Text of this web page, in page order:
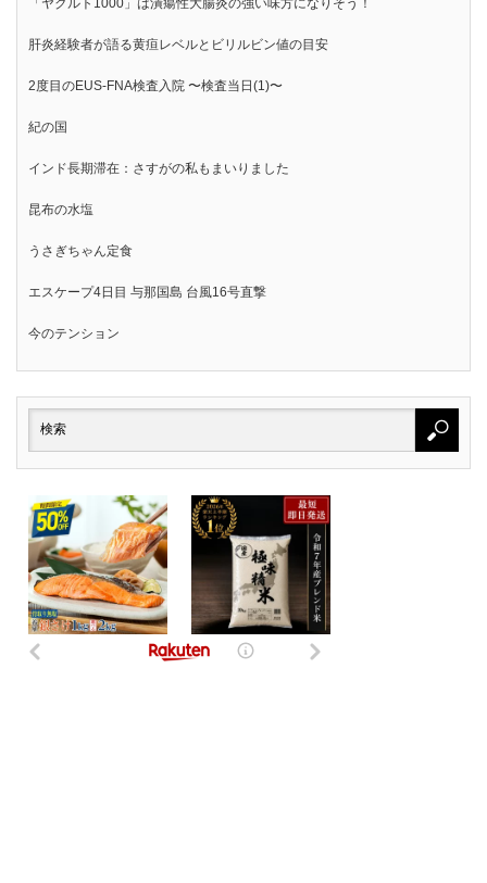
「ヤクルト1000」は潰瘍性大腸炎の強い味方になりそう！
肝炎経験者が語る黄疸レベルとビリルビン値の目安
2度目のEUS-FNA検査入院 〜検査当日(1)〜
紀の国
インド長期滞在：さすがの私もまいりました
昆布の水塩
うさぎちゃん定食
エスケープ4日目 与那国島 台風16号直撃
今のテンション